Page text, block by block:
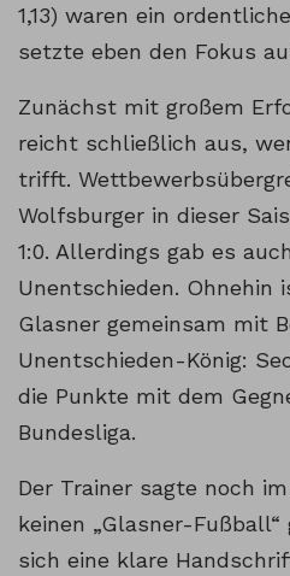
1,13) waren ein
setzte eben den Fokus
Zunächst mit großem
reicht schließlich aus,
trifft.
Wolfsburger in dieser
1:0. Allerdings gab es
Unentschieden. Ohnehin
Glasner gemeinsam mit
Unentschieden-König:
die Punkte mit dem
Bundesliga.
Der Trainer sagte noch
keinen „Glasner-
sich eine klare